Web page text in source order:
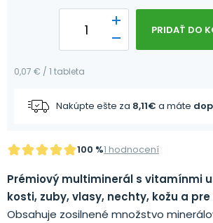
PRIDAŤ DO
0,07 € / 1 tableta
Nakúpte ešte za 8,11€ a máte
100 %1 hodnocení
Prémiový multiminerál s vitamínmi
kosti, zuby, vlasy, nechty, kožu a
Obsahuje zosilnené množstvo